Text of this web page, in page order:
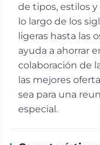
de tipos, estilos
lo largo de los
ligeras hasta las
ayuda a ahorrar
colaboración de
las mejores
sea para una
especial.